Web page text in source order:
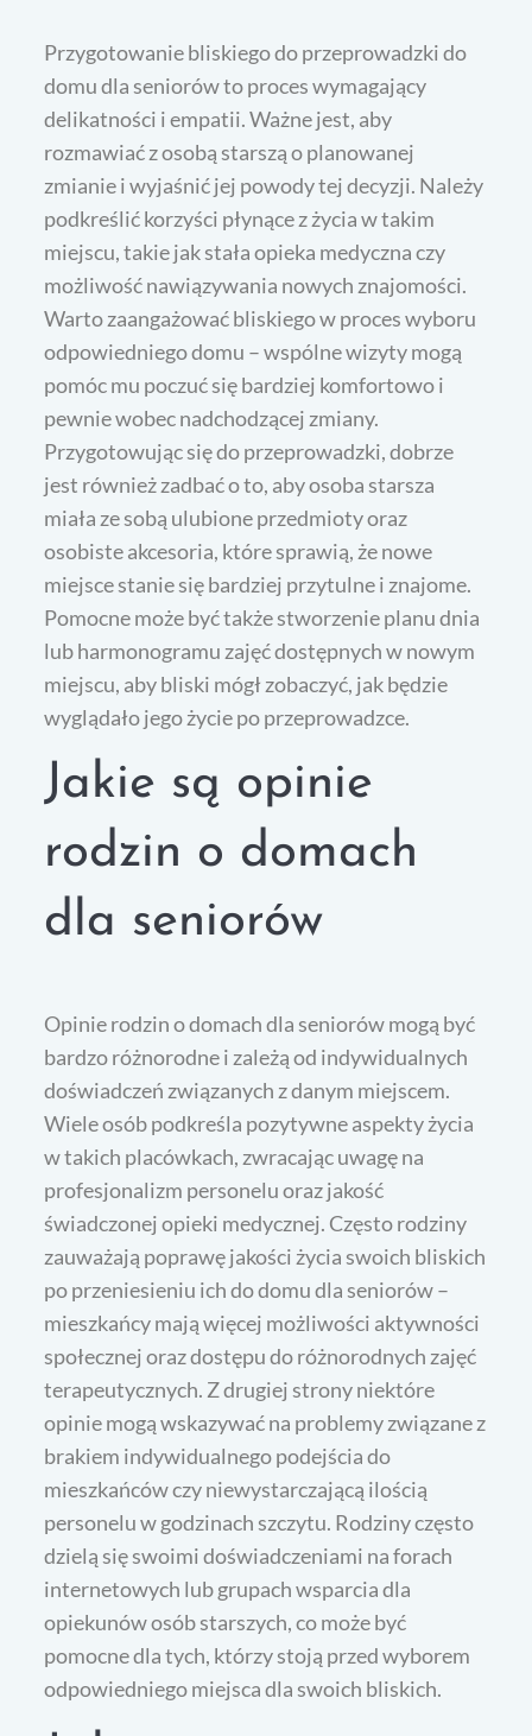
Przygotowanie bliskiego do przeprowadzki do
domu dla seniorów to proces wymagający
delikatności i empatii. Ważne jest, aby
rozmawiać z osobą starszą o planowanej
zmianie i wyjaśnić jej powody tej decyzji. Należy
podkreślić korzyści płynące z życia w takim
miejscu, takie jak stała opieka medyczna czy
możliwość nawiązywania nowych znajomości.
Warto zaangażować bliskiego w proces wyboru
odpowiedniego domu – wspólne wizyty mogą
pomóc mu poczuć się bardziej komfortowo i
pewnie wobec nadchodzącej zmiany.
Przygotowując się do przeprowadzki, dobrze
jest również zadbać o to, aby osoba starsza
miała ze sobą ulubione przedmioty oraz
osobiste akcesoria, które sprawią, że nowe
miejsce stanie się bardziej przytulne i znajome.
Pomocne może być także stworzenie planu dnia
lub harmonogramu zajęć dostępnych w nowym
miejscu, aby bliski mógł zobaczyć, jak będzie
wyglądało jego życie po przeprowadzce.
Jakie są opinie
rodzin o domach
dla seniorów
Opinie rodzin o domach dla seniorów mogą być
bardzo różnorodne i zależą od indywidualnych
doświadczeń związanych z danym miejscem.
Wiele osób podkreśla pozytywne aspekty życia
w takich placówkach, zwracając uwagę na
profesjonalizm personelu oraz jakość
świadczonej opieki medycznej. Często rodziny
zauważają poprawę jakości życia swoich bliskich
po przeniesieniu ich do domu dla seniorów –
mieszkańcy mają więcej możliwości aktywności
społecznej oraz dostępu do różnorodnych zajęć
terapeutycznych. Z drugiej strony niektóre
opinie mogą wskazywać na problemy związane z
brakiem indywidualnego podejścia do
mieszkańców czy niewystarczającą ilością
personelu w godzinach szczytu. Rodziny często
dzielą się swoimi doświadczeniami na forach
internetowych lub grupach wsparcia dla
opiekunów osób starszych, co może być
pomocne dla tych, którzy stoją przed wyborem
odpowiedniego miejsca dla swoich bliskich.